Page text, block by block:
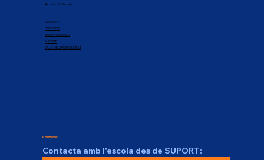
Accedir ràpidament
QUI SOM?
DIRECTORI
ZONA ALUMNAT
SUPORT
SALA DEL PROFESSORAT
Contacte:
Contacta amb l'escola des de SUPORT: